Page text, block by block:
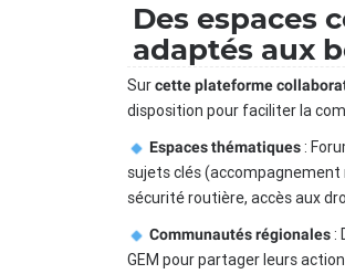
Des espaces
adaptés aux
Surcette plateforme
disposition pour faciliter la
Espaces thématiques:
sujets clés
sécurité routière, accès aux
Communautés régionales:
GEM pour partager leurs